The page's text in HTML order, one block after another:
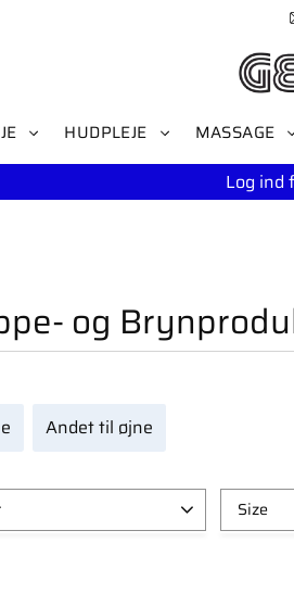
HUDPLEJE MASSAGE
Log ind
og
Andet til øjne
Size